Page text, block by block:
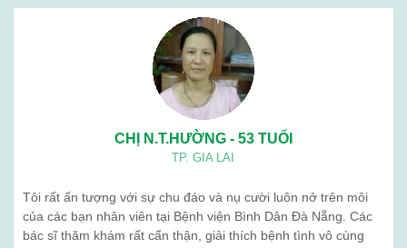
CHỊ N.T.HƯỜNG - 53 TUỔI
TP. GIA LAI
Tôi rất ấn tượng với sự chu đáo và nụ cười luôn nở trên môi
của các bạn nhân viên tại Bệnh viện Bình Dân Đà Nẵng. Các
bác sĩ thăm khám rất cẩn thận, giải thích bệnh tình vô cùng